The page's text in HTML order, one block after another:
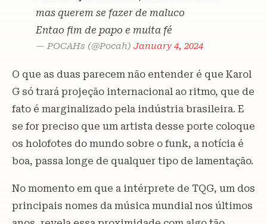
mas querem se fazer de maluco
Entao fim de papo e muita fé
— POCAHs (@Pocah) January 4, 2024
O que as duas parecem não entender é que Karol
G só trará projeção internacional ao ritmo, que de
fato é marginalizado pela indústria brasileira. E
se for preciso que um artista desse porte coloque
os holofotes do mundo sobre o funk, a notícia é
boa, passa longe de qualquer tipo de lamentação.
No momento em que a intérprete de TQG, um dos
principais nomes da música mundial nos últimos